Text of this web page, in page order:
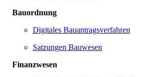
Bauordnung
Digitales Bauantragsverfahren
Satzungen Bauwesen
Finanzwesen